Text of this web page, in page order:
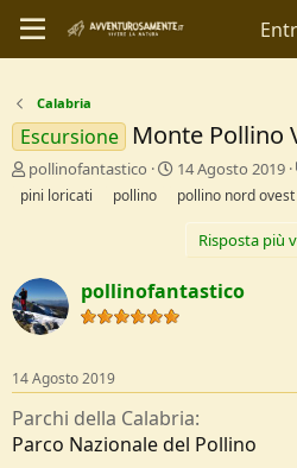
Calabria
Escursione Monte Pollino
C
r
o
r
e
D
s
u
s
pollinofantastico
D
a
t
I
n
14 Agosto 2019
pini loricati
pollino pollino nord ovest
Risposta più
pollinofantastico
14 Agosto 2019
Parchi della Calabria
Parco Nazionale del Pollino